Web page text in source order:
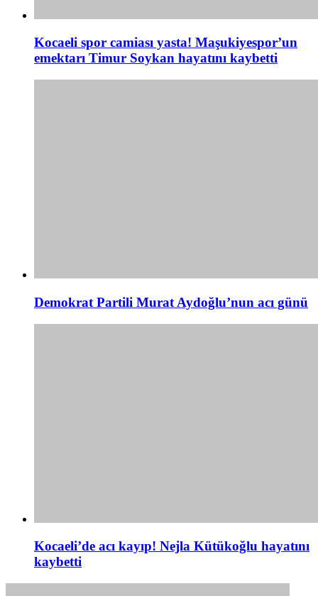
Kocaeli spor camiası yasta! Maşukiyespor’un
emektarı Timur Soykan hayatını kaybetti
Demokrat Partili Murat Aydoğlu’nun acı günü
Kocaeli’de acı kayıp! Nejla Kütükoğlu hayatını
kaybetti